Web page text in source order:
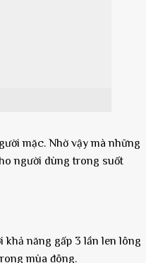
mặc. Nhờ vậy mà những
người dùng trong suốt
khả năng gấp 3 lần len lông
mùa đông.